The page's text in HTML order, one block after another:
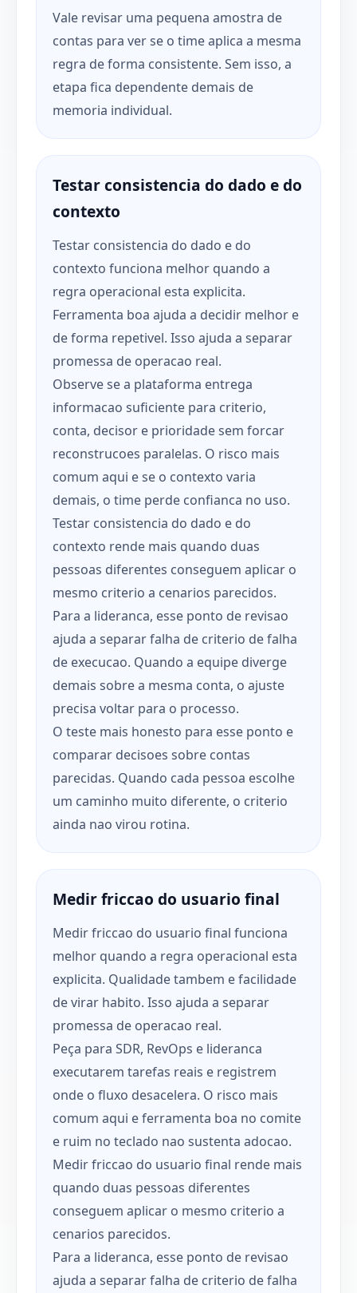
Vale revisar uma pequena amostra de
contas para ver se o time aplica a mesma
regra de forma consistente. Sem isso, a
etapa fica dependente demais de
memoria individual.
Testar consistencia do dado e do
contexto
Testar consistencia do dado e do
contexto funciona melhor quando a
regra operacional esta explicita.
Ferramenta boa ajuda a decidir melhor e
de forma repetivel. Isso ajuda a separar
promessa de operacao real.
Observe se a plataforma entrega
informacao suficiente para criterio,
conta, decisor e prioridade sem forcar
reconstrucoes paralelas. O risco mais
comum aqui e se o contexto varia
demais, o time perde confianca no uso.
Testar consistencia do dado e do
contexto rende mais quando duas
pessoas diferentes conseguem aplicar o
mesmo criterio a cenarios parecidos.
Para a lideranca, esse ponto de revisao
ajuda a separar falha de criterio de falha
de execucao. Quando a equipe diverge
demais sobre a mesma conta, o ajuste
precisa voltar para o processo.
O teste mais honesto para esse ponto e
comparar decisoes sobre contas
parecidas. Quando cada pessoa escolhe
um caminho muito diferente, o criterio
ainda nao virou rotina.
Medir friccao do usuario final
Medir friccao do usuario final funciona
melhor quando a regra operacional esta
explicita. Qualidade tambem e facilidade
de virar habito. Isso ajuda a separar
promessa de operacao real.
Peça para SDR, RevOps e lideranca
executarem tarefas reais e registrem
onde o fluxo desacelera. O risco mais
comum aqui e ferramenta boa no comite
e ruim no teclado nao sustenta adocao.
Medir friccao do usuario final rende mais
quando duas pessoas diferentes
conseguem aplicar o mesmo criterio a
cenarios parecidos.
Para a lideranca, esse ponto de revisao
ajuda a separar falha de criterio de falha